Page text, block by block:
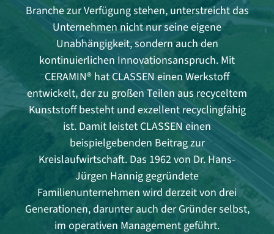
Branche zur Verfügung stehen, unterstreicht das
Unternehmen nicht nur seine eigene
Unabhängigkeit, sondern auch den
kontinuierlichen Innovationsanspruch. Mit
CERAMIN® hat CLASSEN einen Werkstoff
entwickelt, der zu großen Teilen aus recyceltem
Kunststoff besteht und exzellent recyclingfähig
ist. Damit leistet CLASSEN einen
beispielgebenden Beitrag zur
Kreislaufwirtschaft. Das 1962 von Dr. Hans-
Jürgen Hannig gegründete
Familienunternehmen wird derzeit von drei
Generationen, darunter auch der Gründer selbst,
im operativen Management geführt.